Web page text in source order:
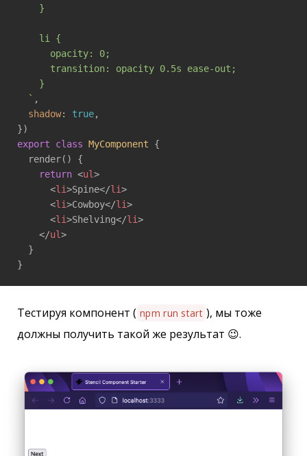
    }
    li {
      opacity: 0;
      transition: opacity 0.5s ease-out;
    }
  `
,
shadow: true,
export
class MyComponent
{
  render() {
return <ul>
<li>Spine</li>
<li>Cowboy</li>
<li>Shelving</li>
</ul>
  }
}
Тестируя компонент ( npm run start ), мы тоже
должны получить такой же результат 😉.